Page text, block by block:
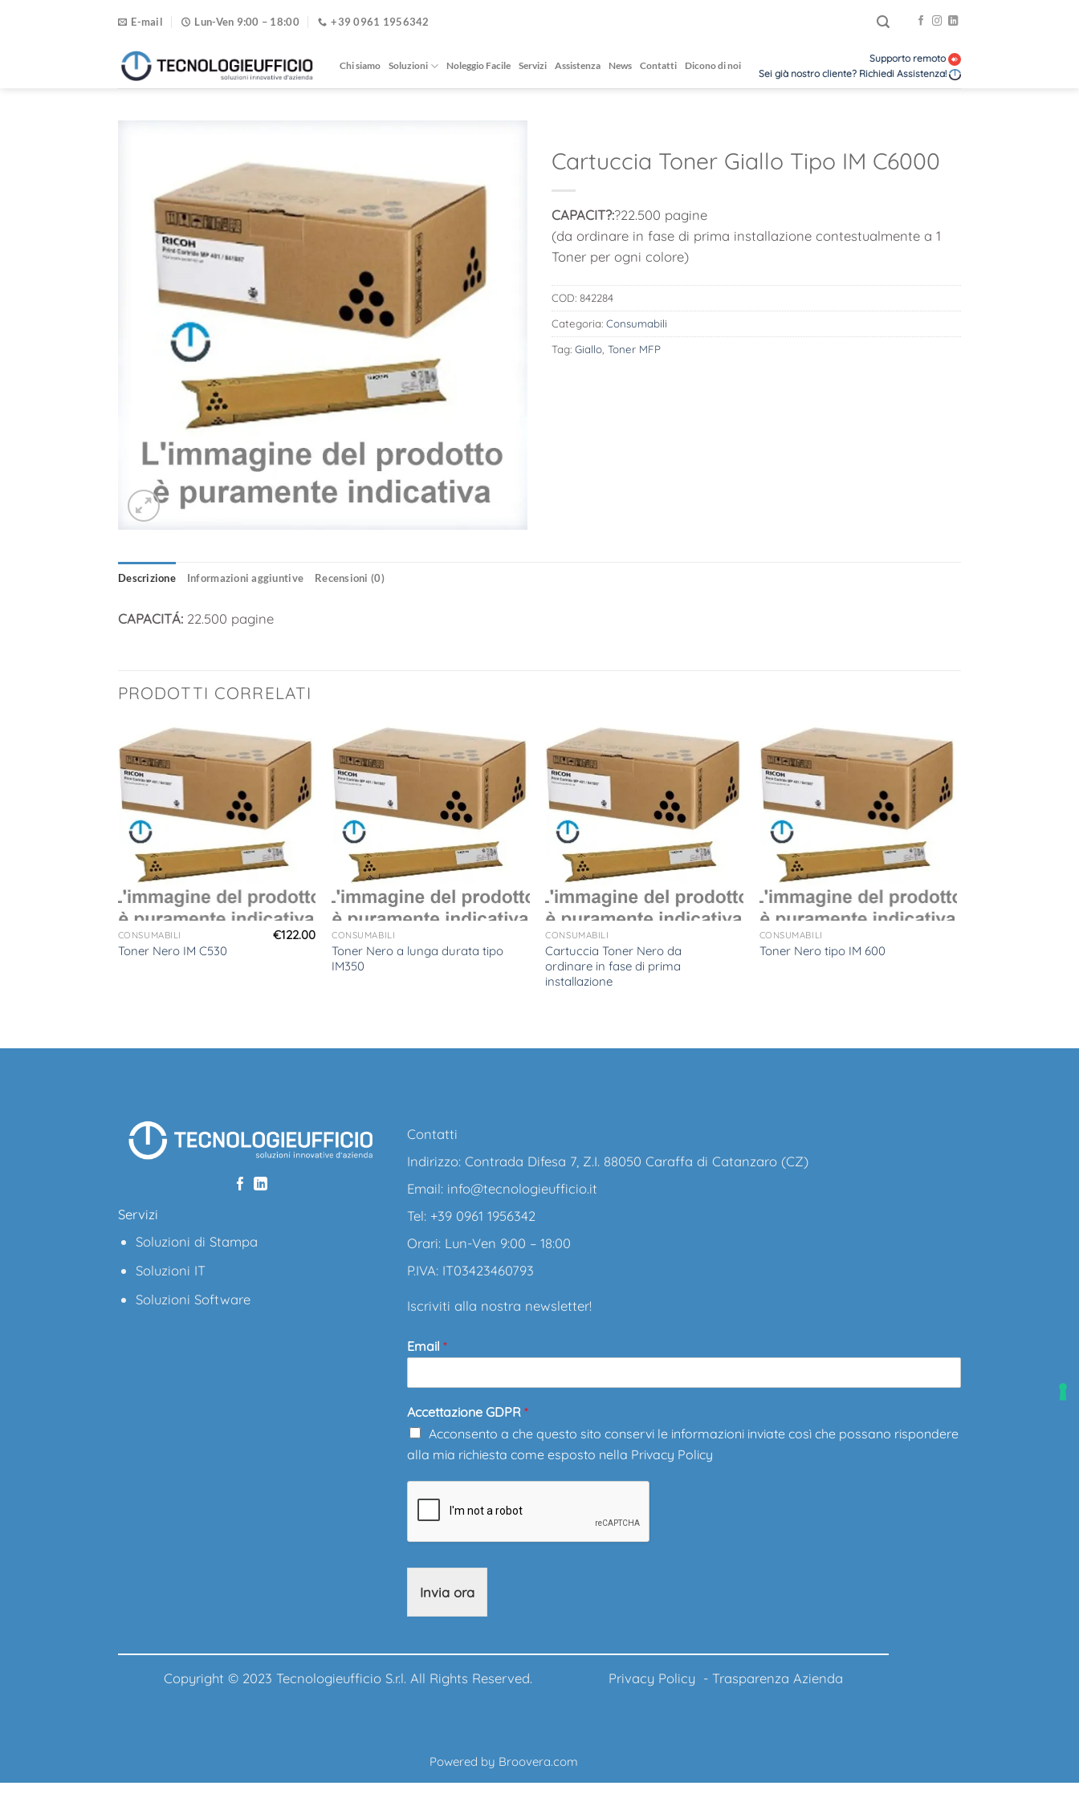
E-mail Lun-Ven 9:00 – 18:00 +39 0961 1956342
Chi siamo Soluzioni Noleggio Facile Servizi Assistenza News Contatti Dicono di noi
Supporto remoto
Sei già nostro cliente? Richiedi Assistenza!
Cartuccia Toner Giallo Tipo IM C6000
CAPACIT?:?22.500 pagine
(da ordinare in fase di prima installazione contestualmente a 1
Toner per ogni colore)
COD: 842284
Categoria: Consumabili
Tag: Giallo Toner MFP
Descrizione Informazioni aggiuntive Recensioni (0)
CAPACITÁ: 22.500 pagine
PRODOTTI CORRELATI
CONSUMABILI
Toner Nero IM C530
€122.00 CONSUMABILI
Toner Nero a lunga durata tipo
IM350
CONSUMABILI
Cartuccia Toner Nero da
ordinare in fase di prima
installazione
CONSUMABILI
Toner Nero tipo IM 600
Servizi
Soluzioni di Stampa
Soluzioni IT
Soluzioni Software
Contatti
Indirizzo: Contrada Difesa 7, Z.I. 88050 Caraffa di Catanzaro (CZ)
Email: info@tecnologieufficio.it
Tel: +39 0961 1956342
Orari: Lun-Ven 9:00 – 18:00
P.IVA: IT03423460793
Iscriviti alla nostra newsletter!
Email *
Accettazione GDPR *
Acconsento a che questo sito conservi le informazioni inviate così che possano rispondere
alla mia richiesta come esposto nella Privacy Policy
Invia ora
Copyright © 2023 Tecnologieufficio S.r.l. All Rights Reserved. Privacy Policy - Trasparenza Azienda
Powered by Broovera.com